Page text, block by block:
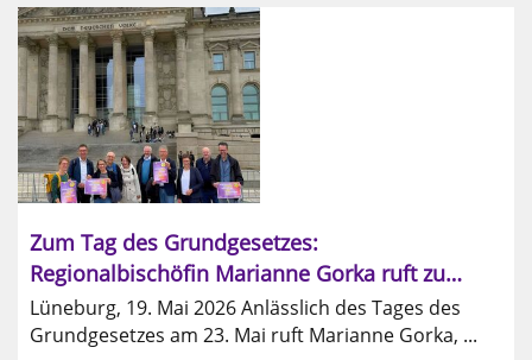
Zum Tag des Grundgesetzes:
Regionalbischöfin Marianne Gorka ruft zu
Einsatz für Demokratie, Menschenwürde und
Frieden auf
Lüneburg, 19. Mai 2026 Anlässlich des Tages des
Grundgesetzes am 23. Mai ruft Marianne Gorka, ...